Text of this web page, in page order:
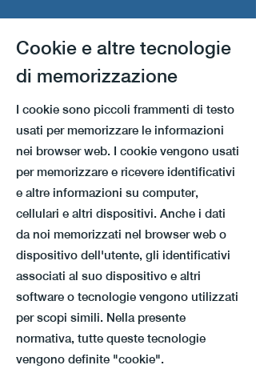
Cookie e altre tecnologie
di memorizzazione
I cookie sono piccoli frammenti di testo
usati per memorizzare le informazioni
nei browser web. I cookie vengono usati
per memorizzare e ricevere identificativi
e altre informazioni su computer,
cellulari e altri dispositivi. Anche i dati
da noi memorizzati nel browser web o
dispositivo dell'utente, gli identificativi
associati al suo dispositivo e altri
software o tecnologie vengono utilizzati
per scopi simili. Nella presente
normativa, tutte queste tecnologie
vengono definite "cookie".